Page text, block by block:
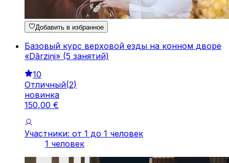
Добавить в избранное
Базовый курс верховой езды на конном дворе
«Dārziņi» (5 занятий)
10
Отличный(2)
новинка
150,00 €
Участники: от 1 до 1 человек
1 человек